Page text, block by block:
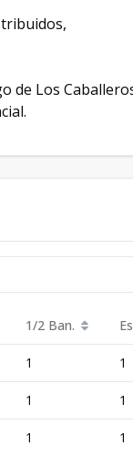
de Los
1/2 Ban.
1 1
1 1
1 1